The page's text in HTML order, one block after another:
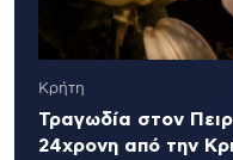
Κρήτη
Τραγωδία στον
24χρονη από την